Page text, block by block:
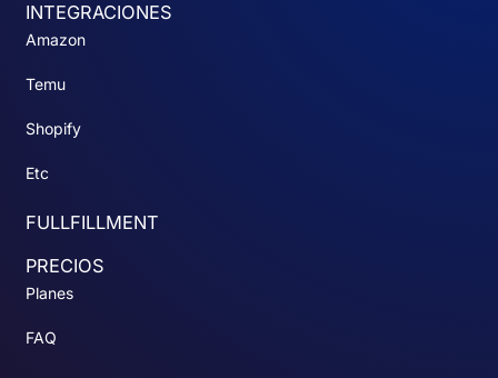
INTEGRACIONES
Amazon
Temu
Shopify
Etc
FULLFILLMENT
PRECIOS
Planes
FAQ